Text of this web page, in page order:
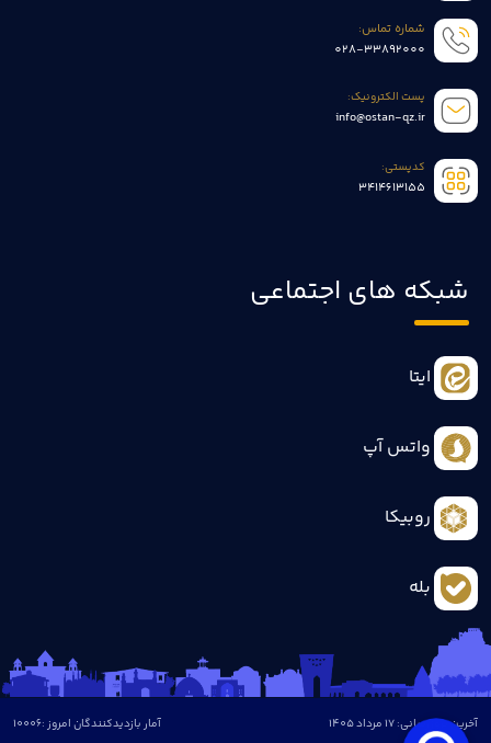
شماره تماس:
028-33892000
پست الکترونیک:
info@ostan-qz.ir
کدپستی:
3414613155
شبکه های اجتماعی
ایتا
واتس آپ
روبیکا
بله
آخرین بروزرسانی: 17 مرداد 1405 آمار بازدیدکنندگان امروز :10006